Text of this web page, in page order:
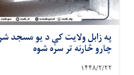
په زابل ولایت کې د یو مسجد
چارو څارنه تر سره شوه
۱۴۴۸/۲/۲۲